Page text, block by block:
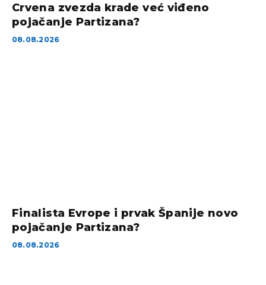
Crvena zvezda krade već viđeno
pojačanje Partizana?
08.08.2026
Finalista Evrope i prvak Španije novo
pojačanje Partizana?
08.08.2026